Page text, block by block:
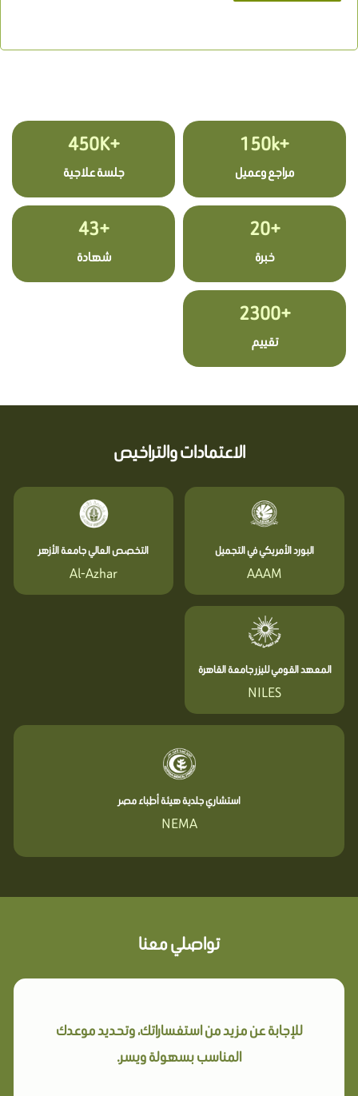
+150k
مراجع وعميل
+450K
جلسة علاجية
+20
خبرة
+43
شهادة
+2300
تقييم
الاعتمادات والتراخيص
البورد الأمريكي في التجميل
AAAM
التخصص العالي جامعة الأزهر
Al-Azhar
المعهد القومي لليزر جامعة القاهرة
NILES
استشاري جلدية هيئة أطباء مصر
NEMA
تواصلي معنا
للإجابة عن مزيد من استفساراتك، وتحديد موعدك
المناسب بسهولة ويسر.